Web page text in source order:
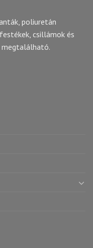
poliuretán
csillámok és
megtalálható.